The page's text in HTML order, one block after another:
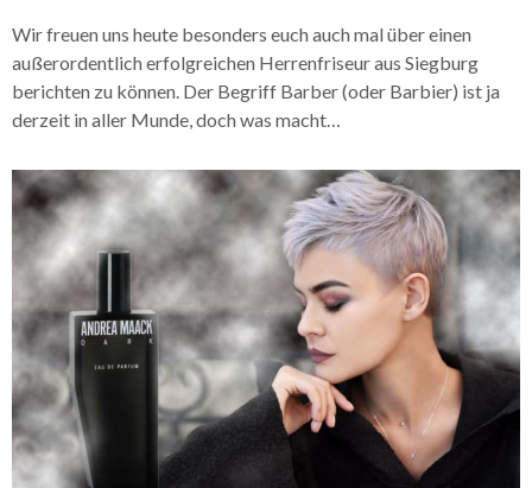
Wir freuen uns heute besonders euch auch mal über einen
außerordentlich erfolgreichen Herrenfriseur aus Siegburg
berichten zu können. Der Begriff Barber (oder Barbier) ist ja
derzeit in aller Munde, doch was macht…